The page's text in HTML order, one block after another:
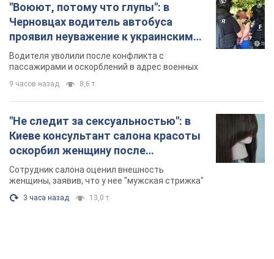
"Воюют, потому что глупы": в
Черновцах водитель автобуса
проявил неуважение к украинским
военным и поплатился за это.
Видео
Водителя уволили после конфликта с
пассажирами и оскорблений в адрес военных
9 часов назад 8,6 т.
"Не следит за сексуальностью": в
Киеве консультант салона красоты
оскорбил женщину после
химиотерапии, разгорелся скандал.
Фото
Сотрудник салона оценил внешность
женщины, заявив, что у нее "мужская стрижка"
3 часа назад 13,0 т.